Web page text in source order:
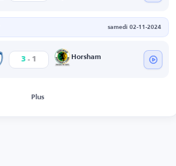
samedi 02-11-2024
3 - 1 Horsham
Plus